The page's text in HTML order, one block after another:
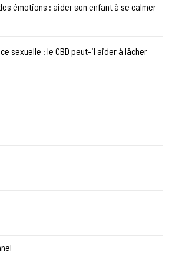
émotions : aider son enfant à se calmer
sexuelle : le CBD peut-il aider à lâcher